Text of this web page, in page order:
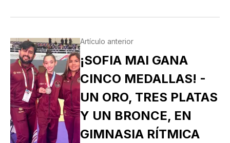
Artículo anterior
¡SOFIA MAI GANA
CINCO MEDALLAS! -
UN ORO, TRES PLATAS
Y UN BRONCE, EN
GIMNASIA RÍTMICA